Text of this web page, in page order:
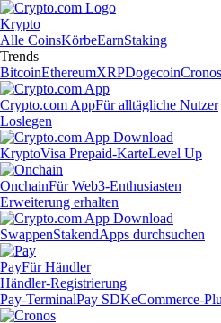
Krypto
Alle CoinsKörbeEarnStaking
Trends
BitcoinEthereumXRPDogecoinCronos
Crypto.com AppFür alltägliche Nutzer
Loslegen
KryptoVisa Prepaid-KarteLevel Up
OnchainFür Web3-Enthusiasten
Erweiterung erhalten
SwappenStakendApps durchsuchen
PayFür Händler
Händler-Registrierung
Pay-TerminalPay SDKeCommerce-